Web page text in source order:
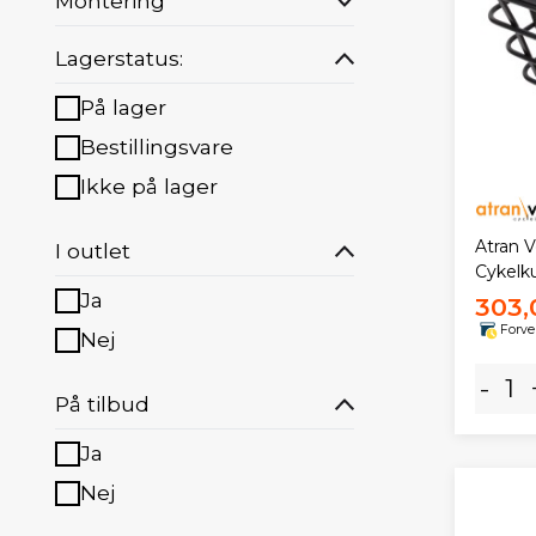
Lagerstatus:
På lager
Bestillingsvare
Ikke på lager
I outlet
Ja
Nej
På tilbud
Ja
Nej
Atran
-